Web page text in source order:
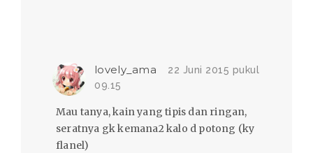
lovely_ama
22 Juni 2015 pukul
09.15
Mau tanya, kain yang tipis dan ringan,
seratnya gk kemana2 kalo d potong (ky
flanel)